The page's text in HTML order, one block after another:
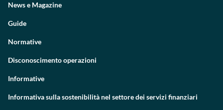
News e Magazine
Guide
Normative
Disconoscimento operazioni
Informative
Informativa sulla sostenibilità nel settore dei servizi finanziari